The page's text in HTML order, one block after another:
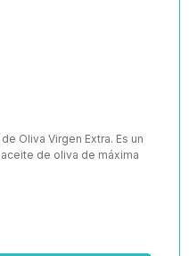
Oliva Virgen Extra. Es un
de oliva de máxima